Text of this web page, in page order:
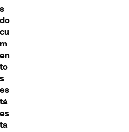
s
do
cu
m
en
to
s
es
tá
es
ta